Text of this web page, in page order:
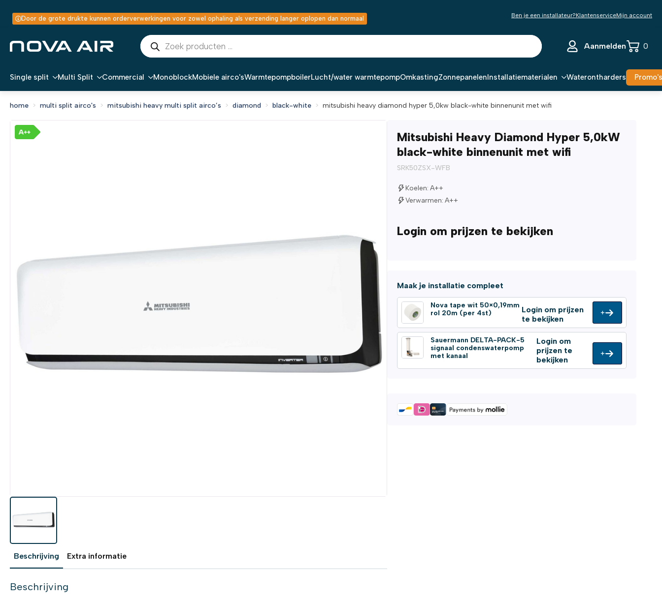
Door de grote drukte kunnen orderverwerkingen voor zowel ophaling als verzending langer oplopen dan normaal Ben je een installateur?KlantenserviceMijn account
Producten
zoeken
Aanmelden 0
Single split Multi Split Commercial MonoblockMobiele airco'sWarmtepompboilerLucht/water warmtepompOmkastingZonnepanelenInstallatiematerialen Waterontharders Promo's
home multi split airco's mitsubishi heavy multi split airco’s diamond black-white mitsubishi heavy diamond hyper 5,0kw black-white binnenunit met wifi
Beschrijving Extra informatie
Beschrijving
Mitsubishi Heavy Diamond Hyper 5,0kW
black-white binnenunit met wifi
SRK50ZSX-WFB
Koelen: A++
Verwarmen: A++
Login om prijzen te bekijken
Maak je installatie compleet
Nova tape wit 50×0,19mm
rol 20m (per 4st)
Login om prijzen
te bekijken
+
Sauermann DELTA-PACK-5
signaal condenswaterpomp
met kanaal
Login om
prijzen te
bekijken
+